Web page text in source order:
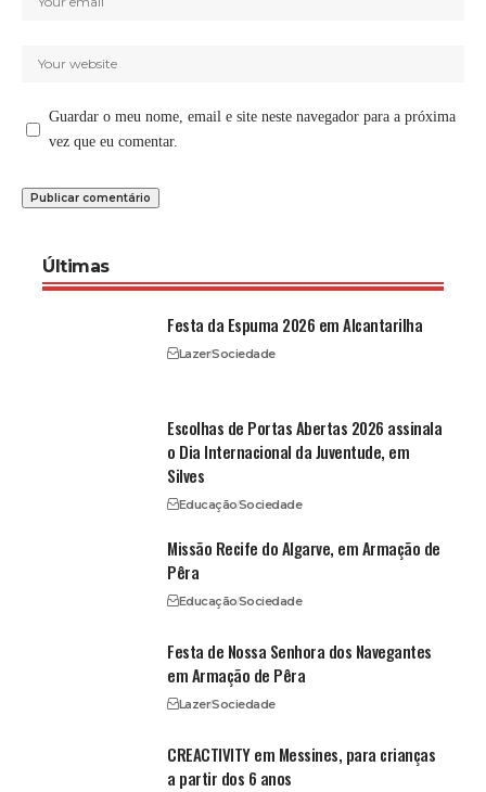
Guardar o meu nome, email e site neste navegador para a próxima
vez que eu comentar.
Últimas
Festa da Espuma 2026 em Alcantarilha
LazerSociedade
Escolhas de Portas Abertas 2026 assinala
o Dia Internacional da Juventude, em
Silves
EducaçãoSociedade
Missão Recife do Algarve, em Armação de
Pêra
EducaçãoSociedade
Festa de Nossa Senhora dos Navegantes
em Armação de Pêra
LazerSociedade
CREACTIVITY em Messines, para crianças
a partir dos 6 anos